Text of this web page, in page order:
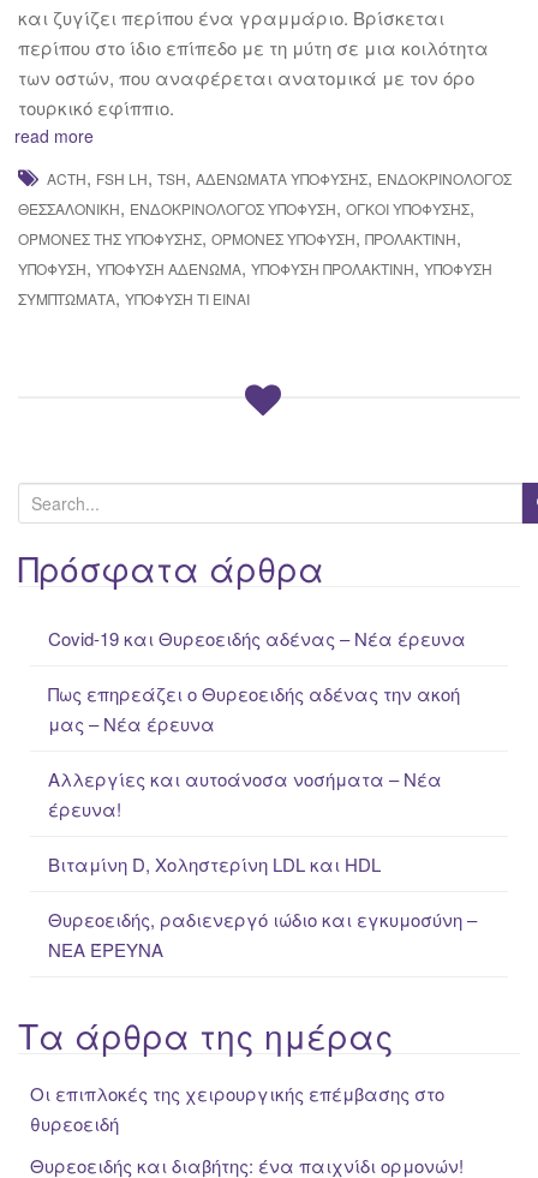
και ζυγίζει περίπου ένα γραμμάριο. Βρίσκεται
περίπου στο ίδιο επίπεδο με τη μύτη σε μια κοιλότητα
των οστών, που αναφέρεται ανατομικά με τον όρο
τουρκικό εφίππιο.
read more
ACTH, FSH LH, TSH, ΑΔΕΝΏΜΑΤΑ ΥΠΌΦΥΣΗΣ, ΕΝΔΟΚΡΙΝΟΛΌΓΟΣ
ΘΕΣΣΑΛΟΝΊΚΗ, ΕΝΔΟΚΡΙΝΟΛΌΓΟΣ ΥΠΌΦΥΣΗ, ΌΓΚΟΙ ΥΠΌΦΥΣΗΣ,
ΟΡΜΌΝΕΣ ΤΗΣ ΥΠΌΦΥΣΗΣ, ΟΡΜΌΝΕΣ ΥΠΌΦΥΣΗ, ΠΡΟΛΑΚΤΊΝΗ,
ΥΠΌΦΥΣΗ, ΥΠΌΦΥΣΗ ΑΔΈΝΩΜΑ, ΥΠΌΦΥΣΗ ΠΡΟΛΑΚΤΊΝΗ, ΥΠΌΦΥΣΗ
ΣΥΜΠΤΏΜΑΤΑ, ΥΠΌΦΥΣΗ ΤΙ ΕΊΝΑΙ
e
a
rΠρόσφατα άρθρα
Covid-19 και Θυρεοειδής αδένας – Νέα έρευνα
Πως επηρεάζει ο Θυρεοειδής αδένας την ακοή
μας – Νέα έρευνα
Αλλεργίες και αυτοάνοσα νοσήματα – Νέα
έρευνα!
Βιταμίνη D, Χοληστερίνη LDL και HDL
Θυρεοειδής, ραδιενεργό ιώδιο και εγκυμοσύνη –
ΝΕΑ ΈΡΕΥΝΑ
Τα άρθρα της ημέρας
Οι επιπλοκές της χειρουργικής επέμβασης στο
θυρεοειδή
Θυρεοειδής και διαβήτης: ένα παιχνίδι ορμονών!